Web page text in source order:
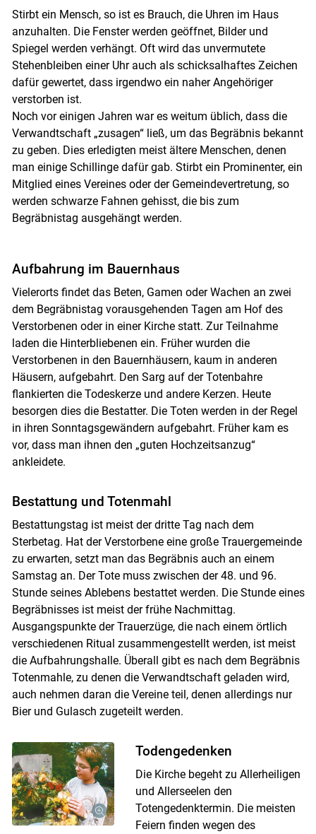
Skip to main content
Stirbt ein Mensch, so ist es Brauch, die Uhren im Haus
anzuhalten. Die Fenster werden geöffnet, Bilder und
Spiegel werden verhängt. Oft wird das unvermutete
Stehenbleiben einer Uhr auch als schicksalhaftes Zeichen
dafür gewertet, dass irgendwo ein naher Angehöriger
verstorben ist.
Noch vor einigen Jahren war es weitum üblich, dass die
Verwandtschaft „zusagen“ ließ, um das Begräbnis bekannt
zu geben. Dies erledigten meist ältere Menschen, denen
man einige Schillinge dafür gab. Stirbt ein Prominenter, ein
Mitglied eines Vereines oder der Gemeindevertretung, so
werden schwarze Fahnen gehisst, die bis zum
Begräbnistag ausgehängt werden.
Aufbahrung im Bauernhaus
Vielerorts findet das Beten, Gamen oder Wachen an zwei
dem Begräbnistag vorausgehenden Tagen am Hof des
Verstorbenen oder in einer Kirche statt. Zur Teilnahme
laden die Hinterbliebenen ein. Früher wurden die
Verstorbenen in den Bauernhäusern, kaum in anderen
Häusern, aufgebahrt. Den Sarg auf der Totenbahre
flankierten die Todeskerze und andere Kerzen. Heute
besorgen dies die Bestatter. Die Toten werden in der Regel
in ihren Sonntagsgewändern aufgebahrt. Früher kam es
vor, dass man ihnen den „guten Hochzeitsanzug“
ankleidete.
Bestattung und Totenmahl
Bestattungstag ist meist der dritte Tag nach dem
Sterbetag. Hat der Verstorbene eine große Trauergemeinde
zu erwarten, setzt man das Begräbnis auch an einem
Samstag an. Der Tote muss zwischen der 48. und 96.
Stunde seines Ablebens bestattet werden. Die Stunde eines
Begräbnisses ist meist der frühe Nachmittag.
Ausgangspunkte der Trauerzüge, die nach einem örtlich
verschiedenen Ritual zusammengestellt werden, ist meist
die Aufbahrungshalle. Überall gibt es nach dem Begräbnis
Totenmahle, zu denen die Verwandtschaft geladen wird,
auch nehmen daran die Vereine teil, denen allerdings nur
Bier und Gulasch zugeteilt werden.
Todengedenken
Die Kirche begeht zu Allerheiligen
und Allerseelen den
Totengedenktermin. Die meisten
Feiern finden wegen des